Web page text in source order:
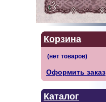
Корзина
Оформить заказ
Каталог